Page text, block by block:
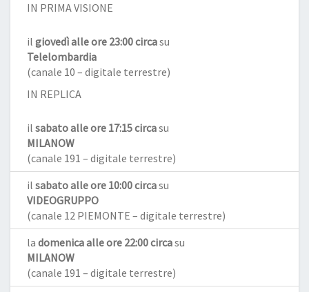
IN PRIMA VISIONE
il giovedì alle ore 23:00 circasu
Telelombardia
(canale 10 – digitale terrestre)
IN REPLICA
il sabato alle ore 17:15 circasu
MILANOW
(canale 191 – digitale terrestre)
il sabato alle ore 10:00 circasu
VIDEOGRUPPO
(canale 12 PIEMONTE – digitale terrestre)
la domenica alle ore 22:00 circasu
MILANOW
(canale 191 – digitale terrestre)